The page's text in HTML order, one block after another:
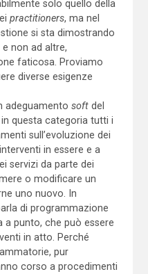
solo quello della
practitioners, ma nel
si sta dimostrando
non ad altre,
faticosa. Proviamo
diverse esigenze
adeguamento softdel
questa categoria tutti i
sull’evoluzione dei
in essere e a
servizi da parte dei
o modificare un
uno nuovo. In
di programmazione
a punto, che può essere
in atto. Perché
pur
corso a procedimenti